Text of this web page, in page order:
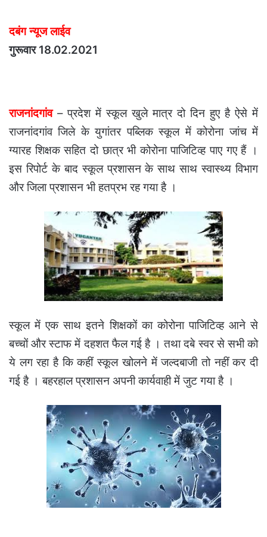
दबंग न्यूज लाईव
गुरूवार 18.02.2021
राजनांदगांव – प्रदेश में स्कूल खुले मात्र दो दिन हुए है ऐसे में
राजनांदगांव जिले के युगांतर पब्लिक स्कूल में कोरोना जांच में
ग्यारह शिक्षक सहित दो छात्र भी कोरोना पाजिटिव्ह पाए गए हैं ।
इस रिपोर्ट के बाद स्कूल प्रशासन के साथ साथ स्वास्थ्य विभाग
और जिला प्रशासन भी हतप्रभ रह गया है ।
स्कूल में एक साथ इतने शिक्षकों का कोरोना पाजिटिव्ह आने से
बच्चों और स्टाफ में दहशत फैल गई है । तथा दबे स्वर से सभी को
ये लग रहा है कि कहीं स्कूल खोलने में जल्दबाजी तो नहीं कर दी
गई है ।बहरहाल प्रशासन अपनी कार्यवाही में जुट गया है ।